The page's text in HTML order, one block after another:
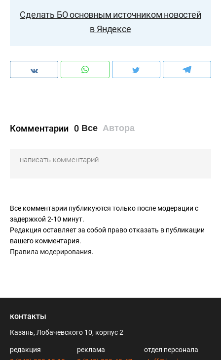
Сделать БО основным источником новостей
в Яндексе
Комментарии 0 Все Автора
Все комментарии публикуются только после модерации с
задержкой 2-10 минут.
Редакция оставляет за собой право отказать в публикации
вашего комментария.
Правила модерирования.
контакты
Казань, Лобачевского 10, корпус 2
редакция
реклама
отдел персонала